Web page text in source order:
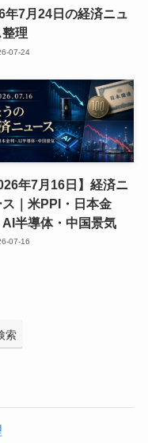
年7月24日の経済ニュ
理
07-24
年7月16日】経済ニ
ス｜米PPI・日本金
半導体・中国景気
07-16
索